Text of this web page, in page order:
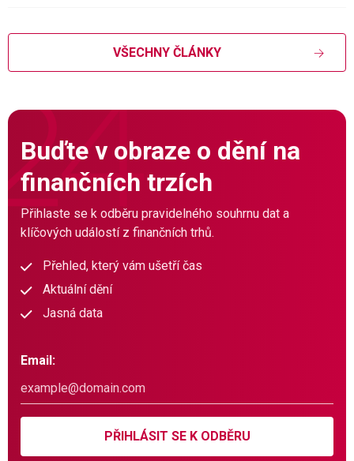
VŠECHNY ČLÁNKY
Buďte v obraze o dění na
finančních trzích
Přihlaste se k odběru pravidelného souhrnu dat a
klíčových událostí z finančních trhů.
Přehled, který vám ušetří čas
Aktuální dění
Jasná data
Email:
PŘIHLÁSIT SE K ODBĚRU